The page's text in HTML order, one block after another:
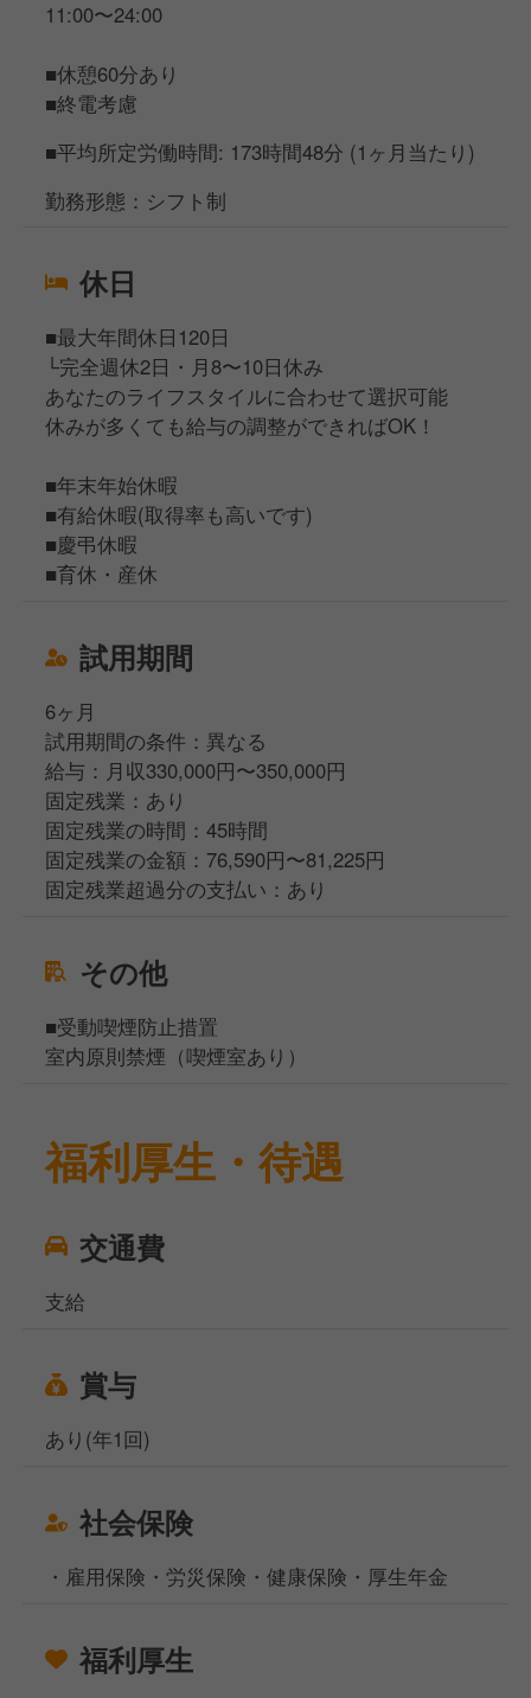
11:00〜24:00
■休憩60分あり
■終電考慮
■平均所定労働時間: 173時間48分 (1ヶ月当たり)
勤務形態：シフト制
休日
■最大年間休日120日
└完全週休2日・月8〜10日休み
あなたのライフスタイルに合わせて選択可能
休みが多くても給与の調整ができればOK！
■年末年始休暇
■有給休暇(取得率も高いです)
■慶弔休暇
■育休・産休
試用期間
6ヶ月
試用期間の条件：異なる
給与：月収330,000円〜350,000円
固定残業：あり
固定残業の時間：45時間
固定残業の金額：76,590円〜81,225円
固定残業超過分の支払い：あり
その他
■受動喫煙防止措置
室内原則禁煙（喫煙室あり）
福利厚生・待遇
交通費
支給
賞与
あり(年1回)
社会保険
・雇用保険・労災保険・健康保険・厚生年金
福利厚生